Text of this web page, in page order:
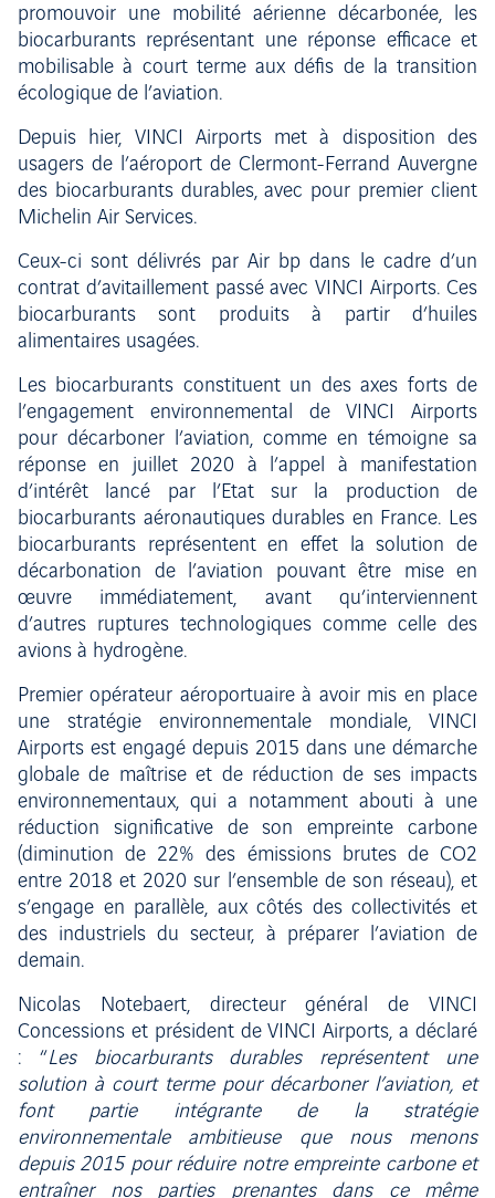
promouvoir une mobilité aérienne décarbonée, les
biocarburants représentant une réponse efficace et
mobilisable à court terme aux défis de la transition
écologique de l’aviation.
Depuis hier, VINCI Airports met à disposition des
usagers de l’aéroport de Clermont-Ferrand Auvergne
des biocarburants durables, avec pour premier client
Michelin Air Services.
Ceux-ci sont délivrés par Air bp dans le cadre d’un
contrat d’avitaillement passé avec VINCI Airports. Ces
biocarburants sont produits à partir d’huiles
alimentaires usagées.
Les biocarburants constituent un des axes forts de
l’engagement environnemental de VINCI Airports
pour décarboner l’aviation, comme en témoigne sa
réponse en juillet 2020 à l’appel à manifestation
d’intérêt lancé par l’Etat sur la production de
biocarburants aéronautiques durables en France. Les
biocarburants représentent en effet la solution de
décarbonation de l’aviation pouvant être mise en
œuvre immédiatement, avant qu’interviennent
d’autres ruptures technologiques comme celle des
avions à hydrogène.
Premier opérateur aéroportuaire à avoir mis en place
une stratégie environnementale mondiale, VINCI
Airports est engagé depuis 2015 dans une démarche
globale de maîtrise et de réduction de ses impacts
environnementaux, qui a notamment abouti à une
réduction significative de son empreinte carbone
(diminution de 22% des émissions brutes de CO2
entre 2018 et 2020 sur l’ensemble de son réseau), et
s’engage en parallèle, aux côtés des collectivités et
des industriels du secteur, à préparer l’aviation de
demain.
Nicolas Notebaert, directeur général de VINCI
Concessions et président de VINCI Airports, a déclaré
: “Les biocarburants durables représentent une
solution à court terme pour décarboner l’aviation, et
font partie intégrante de la stratégie
environnementale ambitieuse que nous menons
depuis 2015 pour réduire notre empreinte carbone et
entraîner nos parties prenantes dans ce même